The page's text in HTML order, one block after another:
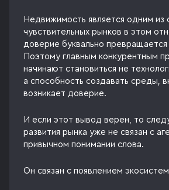
Недвижимость является одним из
чувствительных рынков в этом
доверие буквально превращается
Поэтому главным конкурентным
начинают становиться не
а способность создавать среды,
возникает доверие.
И если этот вывод верен, то
развития рынка уже не связан с
привычном понимании слова.
Он связан с появлением